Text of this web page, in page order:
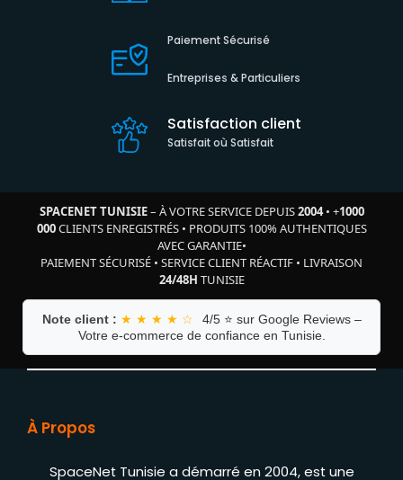
Paiement Sécurisé
Entreprises & Particuliers
Satisfaction client
Satisfait où Satisfait
SPACENET TUNISIE– À VOTRE SERVICE DEPUIS2004• +1000
000CLIENTS ENREGISTRÉS• PRODUITS 100% AUTHENTIQUES
AVEC GARANTIE•
PAIEMENT SÉCURISÉ • SERVICE CLIENT RÉACTIF • LIVRAISON
24/48H TUNISIE
Note client : ★ ★ ★ ★ ☆
4/5 ⭐ sur Google Reviews –
Votre e-commerce de confiance en Tunisie.
À Propos
SpaceNet Tunisie a démarré en 2004, est une